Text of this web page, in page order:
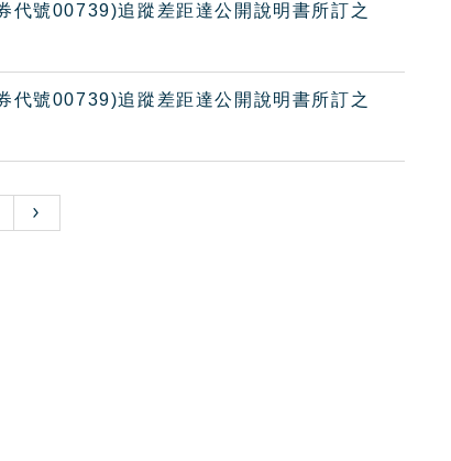
代號00739)追蹤差距達公開說明書所訂之
代號00739)追蹤差距達公開說明書所訂之